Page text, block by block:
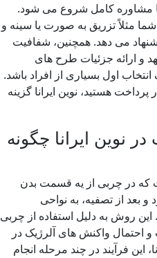
با مشاوره کامل شروع می شود.
مثلاً تزریق به صورت یا سینه و
می دهد. همچنین، شفافیت
و ارائه جزئیات طرح های
اول بسیاری از افراد باشد.
هستید، نوین ایرانا گزینه
نوین ایرانا چگونه
در چربی از یه قسمت بدن
از تصفیه، به نواحی
روش به دلیل استفاده از چربی
احتمال واکنش های آلرژیک در
این فرآیند در چند مرحله انجام